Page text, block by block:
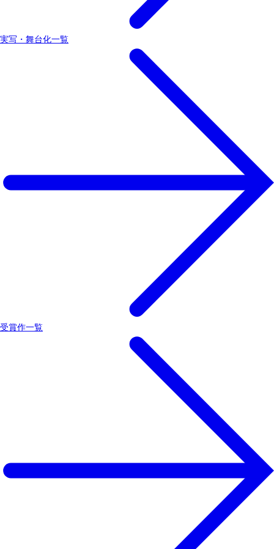
実写・舞台化一覧
受賞作一覧